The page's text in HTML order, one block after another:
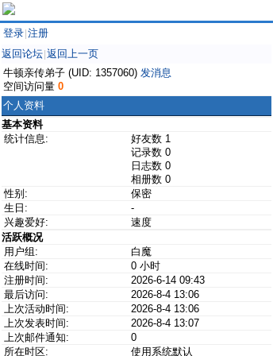
登录 注册
返回论坛 返回上一页
牛顿亲传弟子 (UID: 1357060) 发消息
空间访问量 0
个人资料
基本资料
统计信息:
好友数 1
记录数 0
日志数 0
相册数 0
性别:
保密
生日:
-
兴趣爱好:
速度
活跃概况
用户组:
白魔
在线时间:
0 小时
注册时间:
2026-6-14 09:43
最后访问:
2026-8-4 13:06
上次活动时间:
2026-8-4 13:06
上次发表时间:
2026-8-4 13:07
上次邮件通知:
0
所在时区:
使用系统默认